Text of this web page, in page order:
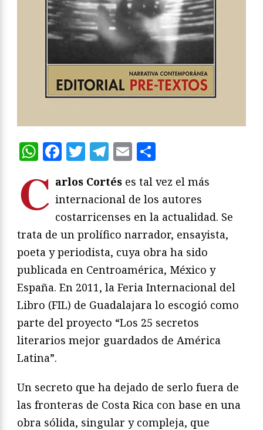
WhatsApp
Facebook
Twitter
Telegram
Email
C arlos Cortés es tal vez el más
internacional de los autores
costarricenses en la actualidad. Se
trata de un prolífico narrador, ensayista,
poeta y periodista, cuya obra ha sido
publicada en Centroamérica, México y
España. En 2011, la Feria Internacional del
Libro (FIL) de Guadalajara lo escogió como
parte del proyecto “Los 25 secretos
literarios mejor guardados de América
Latina”.
Un secreto que ha dejado de serlo fuera de
las fronteras de Costa Rica con base en una
obra sólida, singular y compleja, que